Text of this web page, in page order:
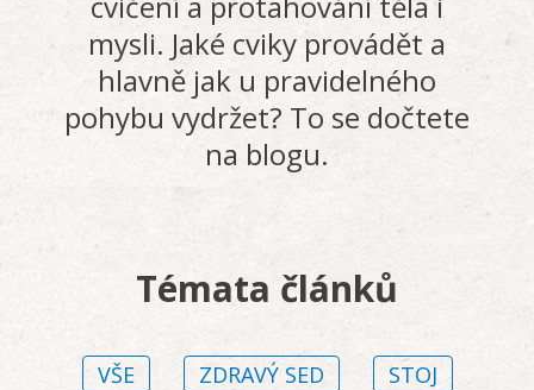
mysli. Jaké cviky provádět a
hlavně jak u pravidelného
pohybu vydržet? To se dočtete
na blogu.
Témata článků
VŠE ZDRAVÝ SED
STOJ